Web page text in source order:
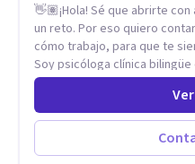
👋🏽¡Hola! Sé que abrirte
un reto. Por eso quiero
cómo trabajo, para que te
Soy psicóloga clínica
experiencia. He dictado
ejercido como profesora
vivido en varios países y
significa ser migrante,
nuevo.